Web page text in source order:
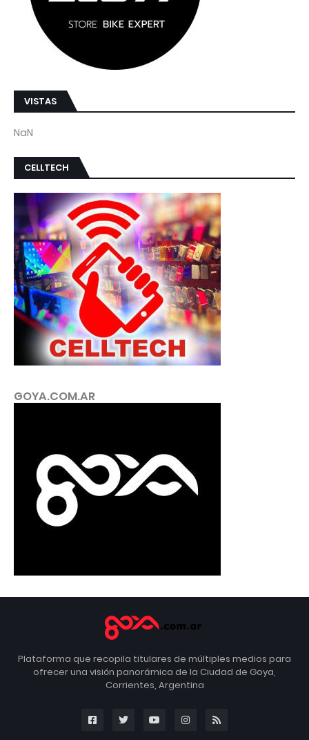
VISTAS
NaN
CELLTECH
GOYA.COM.AR
Plataforma que recopila titulares de múltiples medios para
ofrecer una visión panorámica de la Ciudad de Goya,
Corrientes, Argentina